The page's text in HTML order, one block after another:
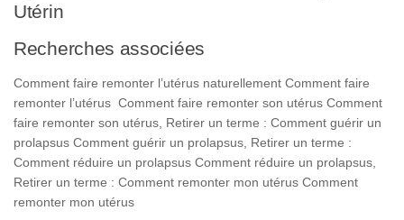
Utérin
Recherches associées
Comment faire remonter l’utérus naturellement Comment faire
remonter l’utérus Comment faire remonter son utérus Comment
faire remonter son utérus, Retirer un terme : Comment guérir un
prolapsus Comment guérir un prolapsus, Retirer un terme :
Comment réduire un prolapsus Comment réduire un prolapsus,
Retirer un terme : Comment remonter mon utérus Comment
remonter mon utérus